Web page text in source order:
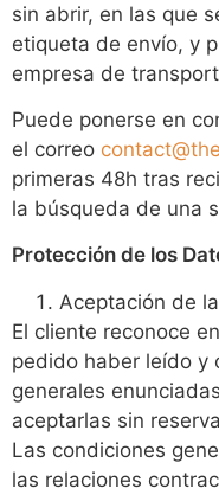
sin abrir, en las que
etiqueta de envío, y
empresa de
Puede ponerse en
el correo
primeras 48h tras
la búsqueda de una
Protección de los
Aceptación de
El cliente reconoce
pedido haber leído y
generales
aceptarlas sin
Las condiciones
las relaciones